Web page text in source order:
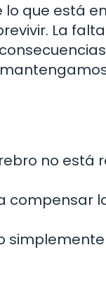
que está
La
no está
compensar